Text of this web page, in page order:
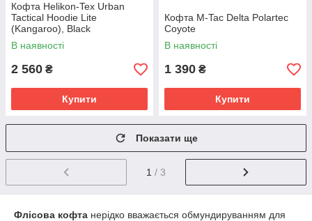
Кофта Helikon-Tex Urban
Tactical Hoodie Lite
(Kangaroo), Black
В наявності
2 560 ₴
Купити
Кофта M-Tac Delta Polartec
Coyote
В наявності
1 390 ₴
Купити
Показати ще
1 / 3
Флісова кофта нерідко вважається обмундируванням для